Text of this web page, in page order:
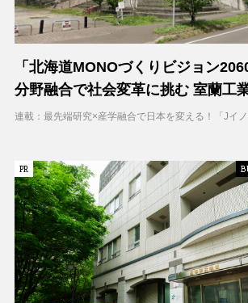
「北海道MONOづくりビジョン
分野融合で社会変革に挑む 室蘭工
ティブコラボレーションセンター
連載：最先端研究×産学融合で日本を変える！「Jイ
PR
PR